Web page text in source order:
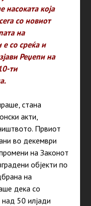
насоката која
со новиот
на
со среќа и
Реџепи на
ти
стана
акти,
Првиот
во декември
на Законот
објекти по
на
дека со
50 илјади